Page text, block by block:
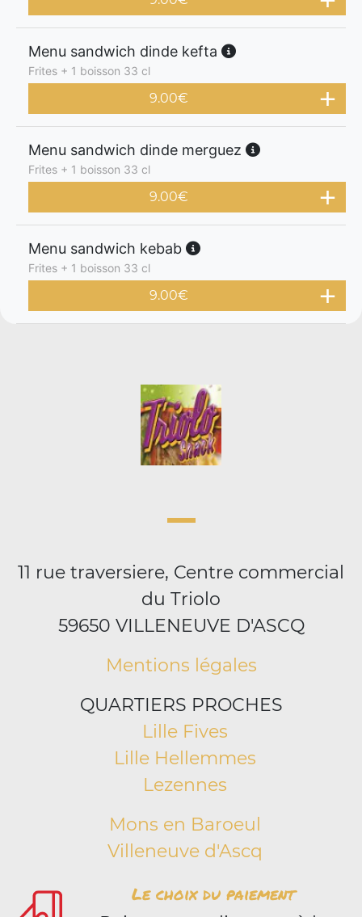
Menu sandwich dinde kefta
Frites + 1 boisson 33 cl
9.00€
Menu sandwich dinde merguez
Frites + 1 boisson 33 cl
9.00€
Menu sandwich kebab
Frites + 1 boisson 33 cl
9.00€
11 rue traversiere, Centre commercial
du Triolo
59650 VILLENEUVE D'ASCQ
Mentions légales
QUARTIERS PROCHES
Lille Fives
Lille Hellemmes
Lezennes
Mons en Baroeul
Villeneuve d'Ascq
Le choix du paiement